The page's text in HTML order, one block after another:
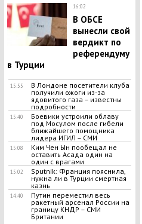
16:02
В ОБСЕ
вынесли свой
вердикт по
референдуму
в Турции
15:55
В Лондоне посетители клуба
получили ожоги из-за
ядовитого газа – известны
подробности
15:40
Боевики устроили облаву
под Мосулом после гибели
ближайшего помощника
лидера ИГИЛ – СМИ
15:08
Ким Чен Ын пообещал не
оставить Асада один на
один с врагами
15:02
Sputnik: Франция пояснила,
нужна ли в Турции смертная
казнь
14:40
Путин переместил весь
ракетный арсенал России на
границу КНДР – СМИ
Британии